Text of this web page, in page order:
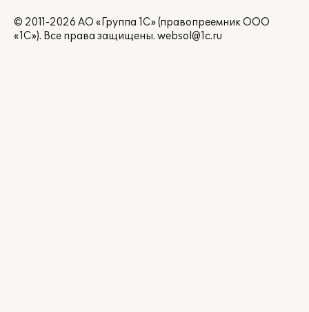
© 2011-2026 АО «Группа 1С» (правопреемник ООО
«1С»). Все права защищены. websol@1c.ru